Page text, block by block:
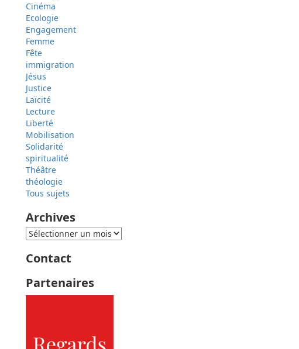
Cinéma
Ecologie
Engagement
Femme
Fête
immigration
Jésus
Justice
Laïcité
Lecture
Liberté
Mobilisation
Solidarité
spiritualité
Théâtre
théologie
Tous sujets
Archives
Contact
Partenaires